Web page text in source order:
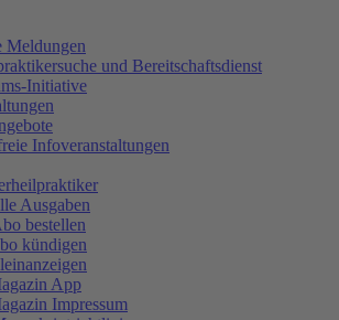
Meldungen
und Bereitschaftsdienst
Initiative
Infoveranstaltungen
Ausgaben
bestellen
kündigen
App
Impressum